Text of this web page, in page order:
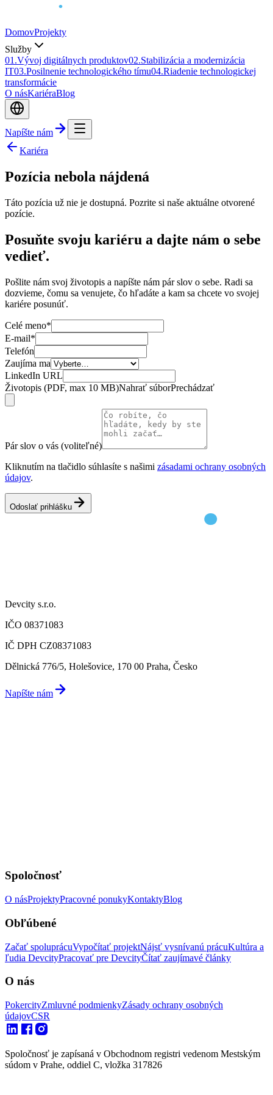
DomovProjekty
Služby
01 .Vývoj digitálnych produktov02.Stabilizácia a modernizácia
IT03.Posilnenie technologického tímu04.Riadenie technologickej
transformácie
O násKariéraBlog
Napíšte nám
Kariéra
Pozícia nebola nájdená
Táto pozícia už nie je dostupná. Pozrite si naše aktuálne otvorené
pozície.
Posuňte svoju kariéru a dajte nám o sebe
vedieť.
Pošlite nám svoj životopis a napíšte nám pár slov o sebe. Radi sa
dozvieme, čomu sa venujete, čo hľadáte a kam sa chcete vo svojej
kariére posunúť.
Celé meno*
E-mail*
Telefón
Zaujíma ma
LinkedIn URL
Životopis (PDF, max 10 MB)Nahrať súborPrechádzať
Pár slov o vás (voliteľné)
Kliknutím na tlačidlo súhlasíte s našimi zásadami ochrany osobných
údajov.
Odoslať prihlášku
Devcity s.r.o.
IČO 08371083
IČ DPH CZ08371083
Dělnická 776/5, Holešovice, 170 00 Praha, Česko
Napíšte nám
Spoločnosť
O násProjektyPracovné ponukyKontaktyBlog
Obľúbené
Začať spoluprácuVypočítať projektNájsť vysnívanú prácuKultúra a
ľudia DevcityPracovať pre DevcityČítať zaujímavé články
O nás
PokercityZmluvné podmienkyZásady ochrany osobných
údajovCSR
Spoločnosť je zapísaná v Obchodnom registri vedenom Mestským
súdom v Prahe, oddiel C, vložka 317826